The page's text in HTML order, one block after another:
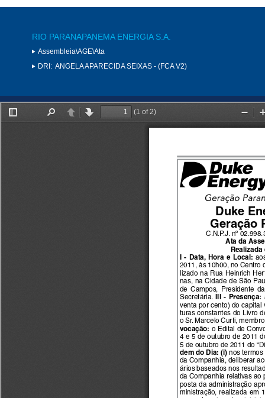
RIO PARANAPANEMA ENERGIA S.A.
Assembleia\AGE\Ata
DRI: ANGELA APARECIDA SEIXAS - (FCA V2)